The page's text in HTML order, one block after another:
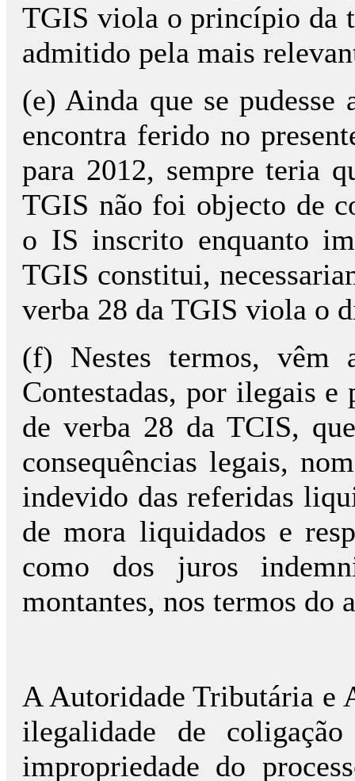
TGIS viola o princípio da
admitido pela mais
(e) Ainda que se
encontra ferido no
para 2012, sempre teria
TGIS não foi objecto de
o IS inscrito enquanto
TGIS constitui,
verba 28 da TGIS viola o
(f) Nestes termos, vêm
Contestadas, por ilegais
de verba 28 da TCIS,
consequências legais,
indevido das referidas
de mora liquidados e
como dos juros
montantes, nos termos do
A Autoridade Tributária e
ilegalidade de
impropriedade do